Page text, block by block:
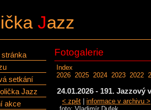
Jazz
stránka
setkání
Jazz
akce
Fotogalerie
Index
2026 2025 2024 2023 2022
24.01.2026 - 191. Jazzový
< zpět
informace v archivu >